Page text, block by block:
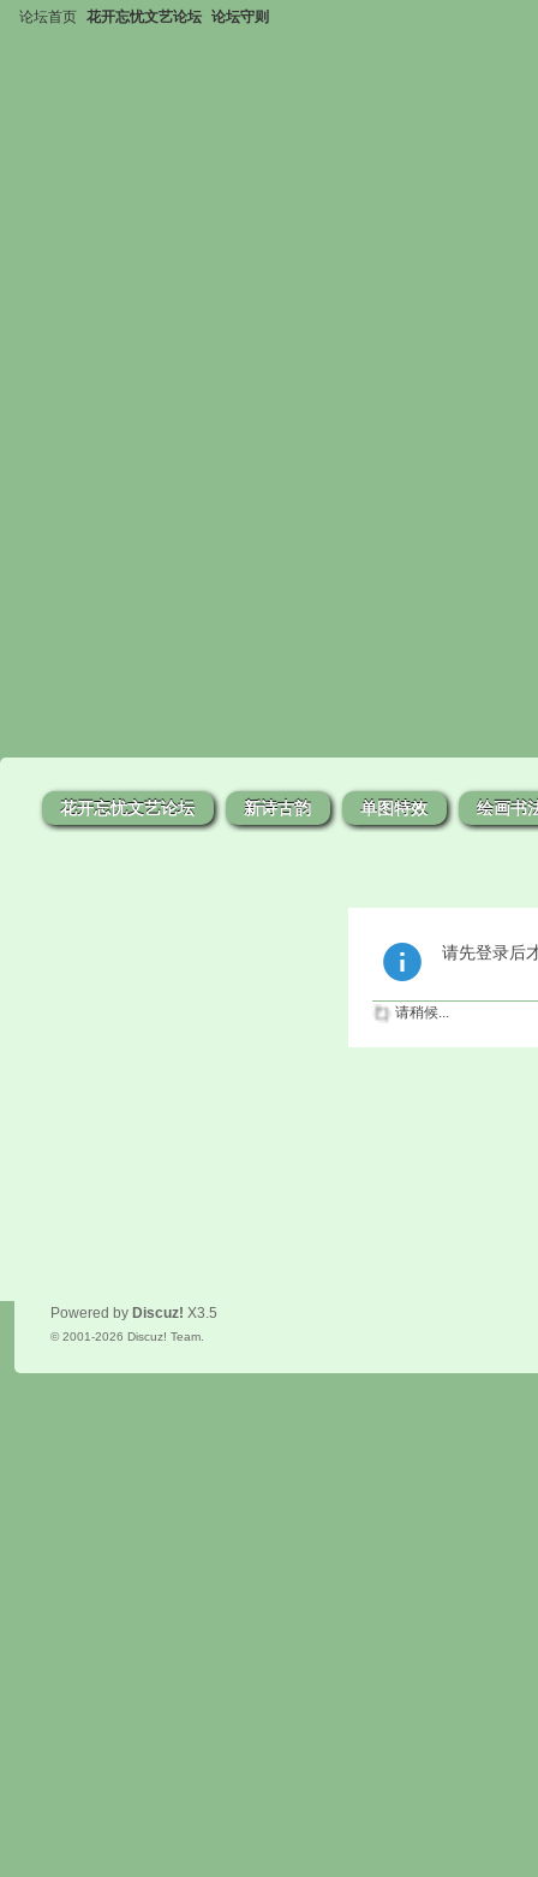
论坛首页 花开忘忧文艺论坛 论坛守则
花开忘忧文艺论坛 新诗古韵 单图特效 绘画书
请先登录后
请稍候...
Powered by Discuz! X3.5
© 2001-2026 Discuz! Team